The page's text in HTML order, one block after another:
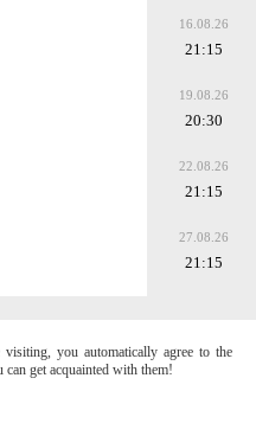
16.08.26
21:15
19.08.26
20:30
22.08.26
21:15
27.08.26
21:15
you automatically agree to the
get acquainted with them!